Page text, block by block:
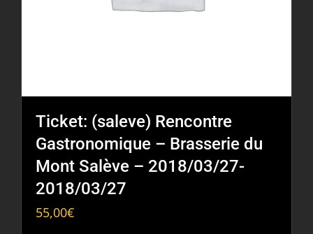
Ticket: (saleve) Rencontre
Gastronomique – Brasserie du
Mont Salève – 2018/03/27-
2018/03/27
55,00€